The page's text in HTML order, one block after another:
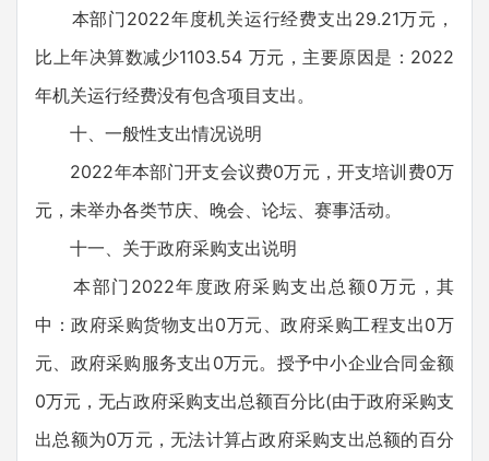
本部门2022年度机关运行经费支出29.21万元，
比上年决算数减少1103.54 万元，主要原因是：2022
年机关运行经费没有包含项目支出。
十、一般性支出情况说明
2022年本部门开支会议费0万元，开支培训费0万
元，未举办各类节庆、晚会、论坛、赛事活动。
十一、关于政府采购支出说明
本部门2022年度政府采购支出总额0万元，其
中：政府采购货物支出0万元、政府采购工程支出0万
元、政府采购服务支出0万元。授予中小企业合同金额
0万元，无占政府采购支出总额百分比(由于政府采购支
出总额为0万元，无法计算占政府采购支出总额的百分